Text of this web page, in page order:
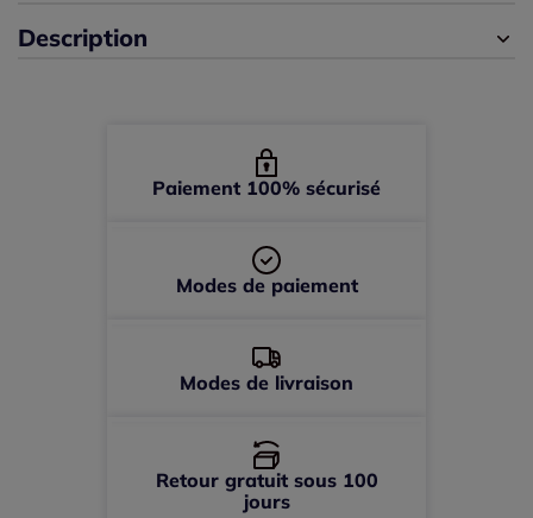
44 -En stock
Description
Paiement 100% sécurisé
Modes de paiement
Modes de livraison
Retour gratuit sous 100
jours